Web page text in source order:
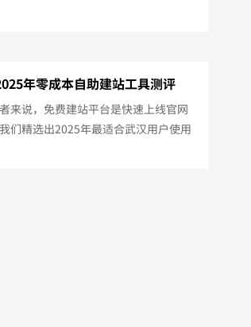
的专业对比分析：一、模板建站特点
年零成本自助建站工具测评
来说，免费建站平台是快速上线官网
们精选出2025年最适合武汉用户使用
免费建站平台对比巨网建站（武汉本